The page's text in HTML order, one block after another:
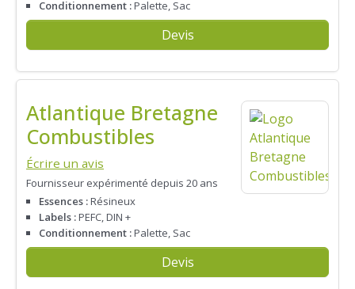
Conditionnement :Palette, Sac
Devis
Atlantique Bretagne
Combustibles
Écrire un avis
Fournisseur expérimenté depuis 20 ans
Essences :Résineux
Labels :PEFC, DIN +
Conditionnement :Palette, Sac
Devis